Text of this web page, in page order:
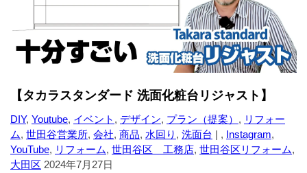
【タカラスタンダード 洗面化粧台リジャスト】
DIY, Youtube, イベント , デザイン, プラン（提案） , リフォー
ム, 世田谷営業所, 会社, 商品, 水回り , 洗面台 | , Instagram,
YouTube, リフォーム, 世田谷区 工務店, 世田谷区リフォーム,
大田区 2024年7月27日